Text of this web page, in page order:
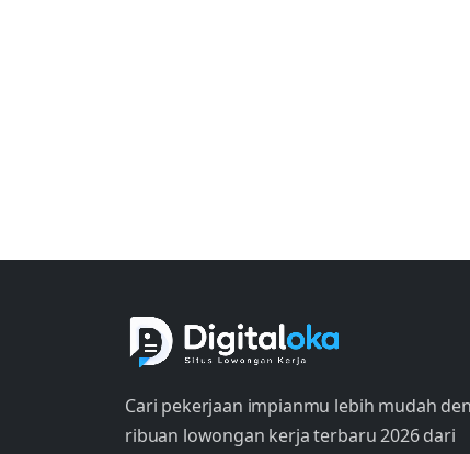
Cari pekerjaan impianmu lebih mudah
ribuan lowongan kerja terbaru 2026 dari